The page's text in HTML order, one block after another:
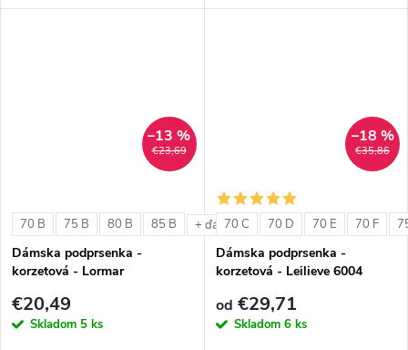
€23,69
–13 %
70 B 75 B 80 B 85 B + ďalšie
Dámska podprsenka -
korzetová - Lormar
€20,49
Skladom 5 ks
€35,86
–18 %
70 C 70 D 70 E 70 F
Dámska podprsenka -
korzetová - Leilieve 6004
od €29,71
Skladom 6 ks